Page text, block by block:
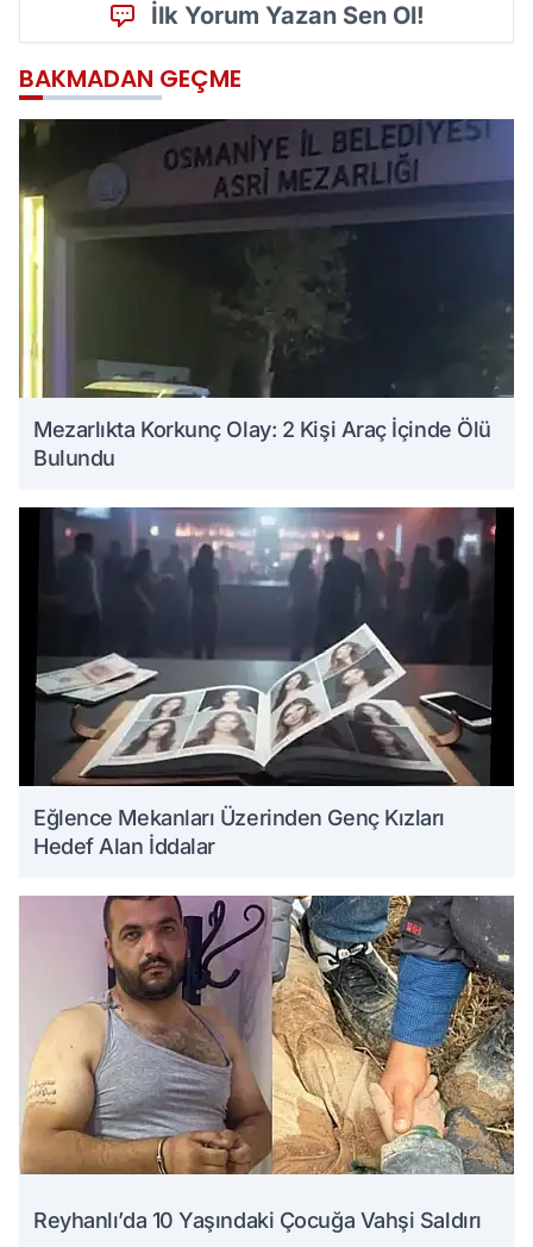
İlk Yorum Yazan Sen Ol!
BAKMADAN GEÇME
Mezarlıkta Korkunç Olay: 2 Kişi Araç İçinde Ölü
Bulundu
Eğlence Mekanları Üzerinden Genç Kızları
Hedef Alan İddalar
Reyhanlı’da 10 Yaşındaki Çocuğa Vahşi Saldırı